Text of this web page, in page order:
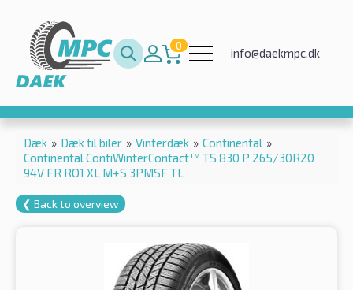
0
info@daekmpc.dk
Dæk » Dæk til biler » Vinterdæk » Continental »
Continental ContiWinterContact™ TS 830 P 265/30R20
94V FR RO1 XL M+S 3PMSF TL
❮ Back to overview